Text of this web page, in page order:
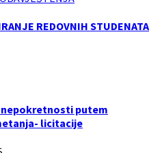
REDOVNIH STUDENATA
nepokretnosti putem
licitacije